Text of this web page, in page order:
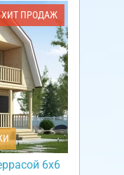
ПРОДАЖ
6х6